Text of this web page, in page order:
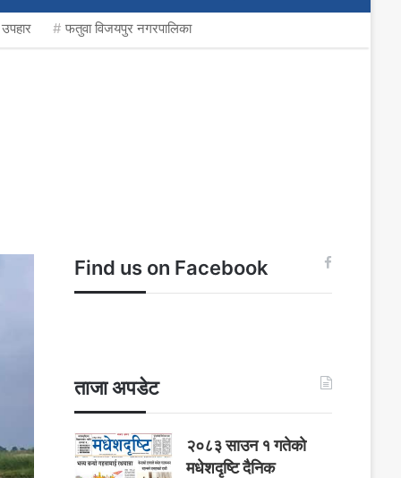
फतुवा विजयपुर नगरपालिका
Find us on Facebook
ताजा अपडेट
२०८३ साउन १ गतेकाे
मधेशदृष्टि दैनिक